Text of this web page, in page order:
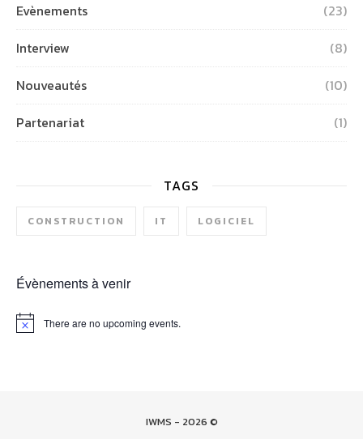
Evènements
(23)
Interview
(8)
Nouveautés
(10)
Partenariat
(1)
TAGS
CONSTRUCTION IT LOGICIEL
Évènements à venir
Notice There are no upcoming events.
IWMS - 2026 ©